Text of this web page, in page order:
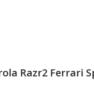
Razr2 Ferrari